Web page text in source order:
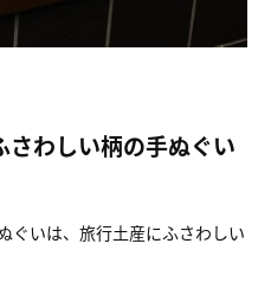
わしい柄の手ぬぐい
ぐいは、旅行土産にふさわしい